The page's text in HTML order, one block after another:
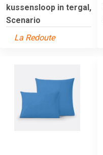
kussensloop in tergal,
Scenario
La Redoute